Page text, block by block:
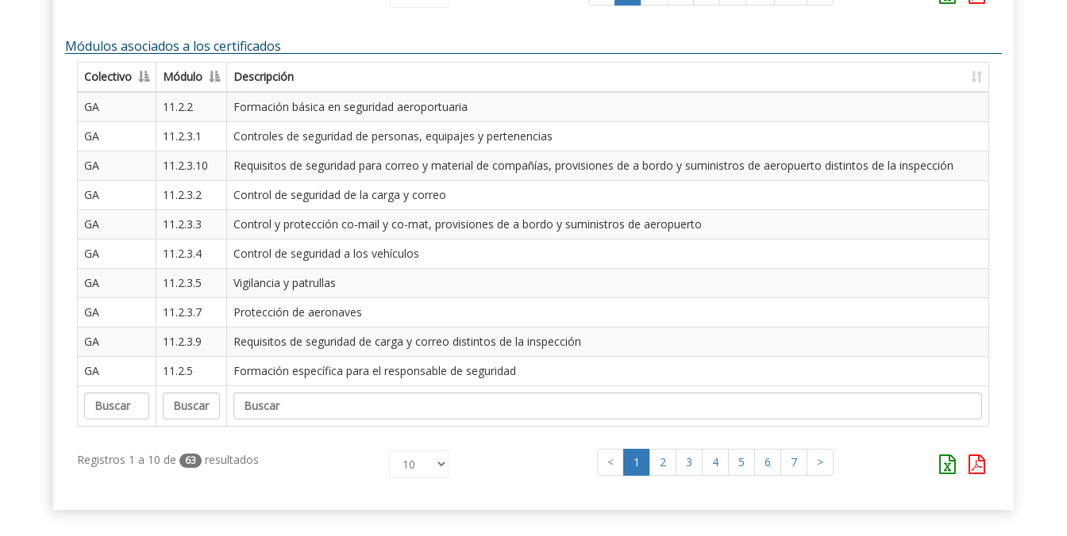
Módulos asociados a los certificados
Colectivo Módulo
Descripción
GA
11.2.2
Formación básica en seguridad aeroportuaria
GA
11.2.3.1
Controles de seguridad de personas, equipajes y pertenencias
GA
11.2.3.10
Requisitos de seguridad para correo y material de compañías, provisiones de a bordo y suministros de aeropuerto distintos de la inspección
GA
11.2.3.2
Control de seguridad de la carga y correo
GA
11.2.3.3
Control y protección co-mail y co-mat, provisiones de a bordo y suministros de aeropuerto
GA
11.2.3.4
Control de seguridad a los vehículos
GA
11.2.3.5
Vigilancia y patrullas
GA
11.2.3.7
Protección de aeronaves
GA
11.2.3.9
Requisitos de seguridad de carga y correo distintos de la inspección
GA
11.2.5 Formación específica para el responsable de seguridad
Registros 1 a 10 de 63 resultados < 1 2 3 4 5 6 7 >